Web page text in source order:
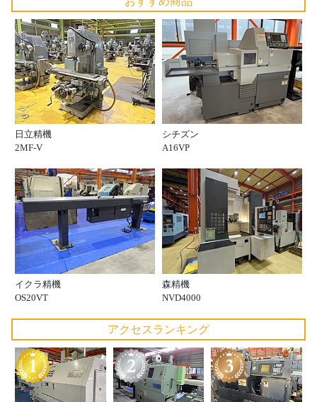
日立精機
2MF-V
シチズン
A16VP
イクラ精機
OS20VT
森精機
NVD4000
アクセスランキング